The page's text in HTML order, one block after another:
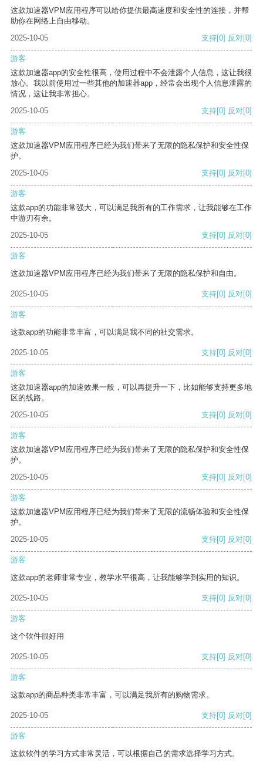
这款加速器VPM应用程序可以给你提供最高速度和安全性的连接，并帮
助你在网络上自由移动。
2025-10-05
支持[0] 反对[0]
游客
这款加速器app的安全性很高，使用过程中不会泄露个人信息，这让我很
放心。我以前使用过一些其他的加速器app，经常会出现个人信息泄露的
情况，这让我非常担心。
2025-10-05
支持[0] 反对[0]
游客
这款加速器VPM应用程序已经为我们带来了无限的隐私保护和安全性保
护。
2025-10-05
支持[0] 反对[0]
游客
这款app的功能非常强大，可以满足我所有的工作需求，让我能够在工作
中游刃有余。
2025-10-05
支持[0] 反对[0]
游客
这款加速器VPM应用程序已经为我们带来了无限的隐私保护和自由。
2025-10-05 支持[0] 反对[0]
游客
这款app的功能非常丰富，可以满足我不同的社交需求。
2025-10-05 支持[0] 反对[0]
游客
这款加速器app的加速效果一般，可以再提升一下，比如能够支持更多地
区的线路。
2025-10-05
支持[0] 反对[0]
游客
这款加速器VPM应用程序已经为我们带来了无限的隐私保护和安全性保
护。
2025-10-05
支持[0] 反对[0]
游客
这款加速器VPM应用程序已经为我们带来了无限的流畅体验和安全性保
护。
2025-10-05
支持[0] 反对[0]
游客
这款app的老师非常专业，教学水平很高，让我能够学到实用的知识。
2025-10-05 支持[0] 反对[0]
游客
这个软件很好用
2025-10-05 支持[0] 反对[0]
游客
这款app的商品种类非常丰富，可以满足我所有的购物需求。
2025-10-05 支持[0] 反对[0]
游客
这款软件的学习方式非常灵活，可以根据自己的需求选择学习方式。